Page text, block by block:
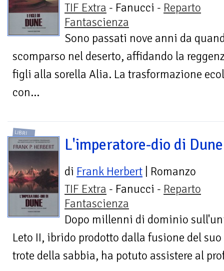
TIF Extra - Fanucci - Reparto
Fantascienza
Sono passati nove anni da
scomparso nel deserto, affidando la
figli alla sorella Alia. La trasformazione
con...
LIBRI
L'imperatore-dio di Dune
di Frank Herbert | Romanzo
TIF Extra - Fanucci - Reparto
Fantascienza
Dopo millenni di dominio
Leto II, ibrido prodotto dalla fusione del
trote della sabbia, ha potuto assistere al